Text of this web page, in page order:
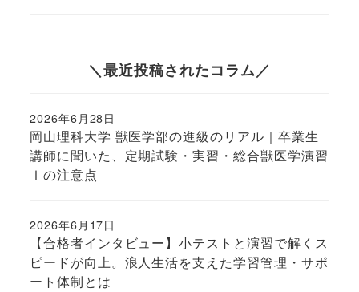
＼最近投稿されたコラム／
岡山理科大学 獣医学部の進級のリアル｜卒業生
講師に聞いた、定期試験・実習・総合獣医学演習
Ⅰの注意点
投稿日
2026年6月28日
【合格者インタビュー】小テストと演習で解くス
ピードが向上。浪人生活を支えた学習管理・サポ
ート体制とは
投稿日
2026年6月17日